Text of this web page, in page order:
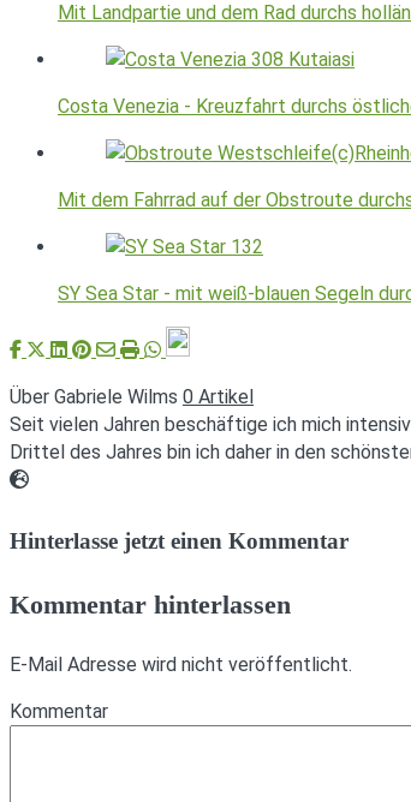
Mit Landpartie und dem Rad durchs
Costa Venezia - Kreuzfahrt durchs
Mit dem Fahrrad auf der Obstroute
SY Sea Star - mit weiß-blauen Segeln
Über Gabriele Wilms 0 Artikel
Seit vielen Jahren beschäftige ich mich
Drittel des Jahres bin ich daher in den
Webseite
Hinterlasse jetzt einen Kommentar
Kommentar hinterlassen
E-Mail Adresse wird nicht veröffentlicht.
Kommentar